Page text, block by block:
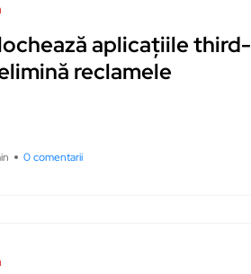
aplicațiile third-
reclamele
0 comentarii